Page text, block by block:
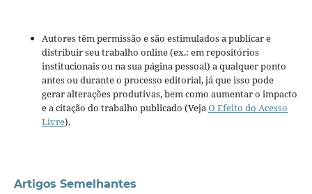
Autores têm permissão e são estimulados a publicar e
distribuir seu trabalho online (ex.: em repositórios
institucionais ou na sua página pessoal) a qualquer ponto
antes ou durante o processo editorial, já que isso pode
gerar alterações produtivas, bem como aumentar o impacto
e a citação do trabalho publicado (VejaO Efeito do Acesso
Livre).
Artigos Semelhantes